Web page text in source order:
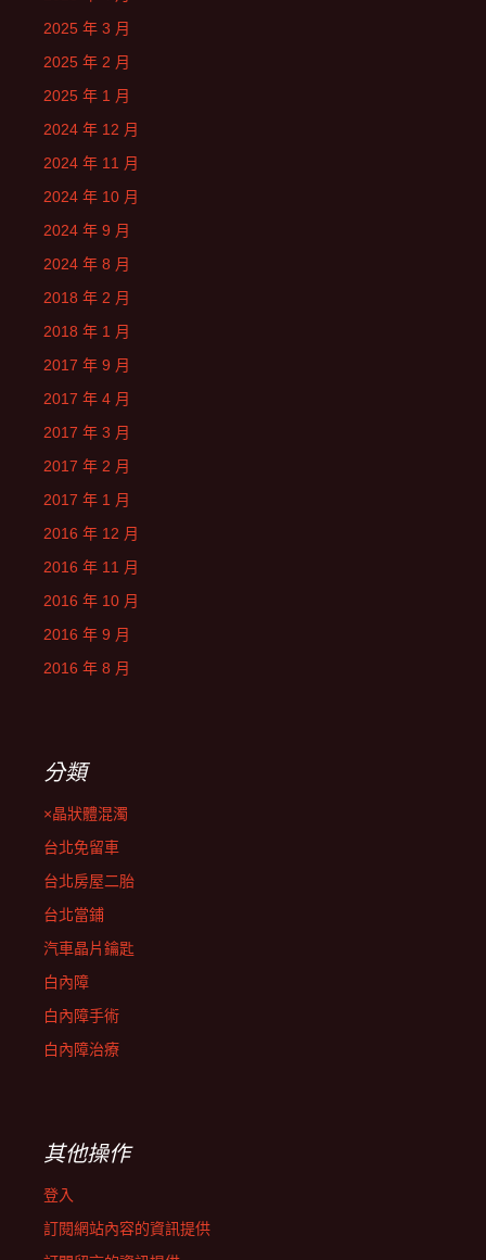
2025 年 3 月
2025 年 2 月
2025 年 1 月
2024 年 12 月
2024 年 11 月
2024 年 10 月
2024 年 9 月
2024 年 8 月
2018 年 2 月
2018 年 1 月
2017 年 9 月
2017 年 4 月
2017 年 3 月
2017 年 2 月
2017 年 1 月
2016 年 12 月
2016 年 11 月
2016 年 10 月
2016 年 9 月
2016 年 8 月
分類
×晶狀體混濁
台北免留車
台北房屋二胎
台北當鋪
汽車晶片鑰匙
白內障
白內障手術
白內障治療
其他操作
登入
訂閱網站內容的資訊提供